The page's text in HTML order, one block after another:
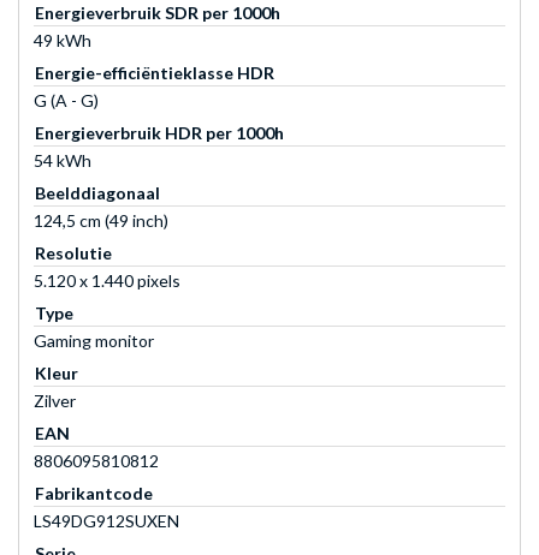
Energieverbruik SDR per 1000h
49 kWh
Energie-efficiëntieklasse HDR
G (A - G)
Energieverbruik HDR per 1000h
54 kWh
Beelddiagonaal
124,5 cm (49 inch)
Resolutie
5.120 x 1.440 pixels
Type
Gaming monitor
Kleur
Zilver
EAN
8806095810812
Fabrikantcode
LS49DG912SUXEN